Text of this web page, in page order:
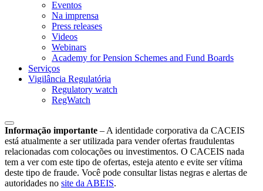
Eventos
Na imprensa
Press releases
Videos
Webinars
Academy for Pension Schemes and Fund Boards
Serviços
Vigilância Regulatória
Regulatory watch
RegWatch
Informação importante – A identidade corporativa da CACEIS
está atualmente a ser utilizada para vender ofertas fraudulentas
relacionadas com colocações ou investimentos. O CACEIS nada
tem a ver com este tipo de ofertas, esteja atento e evite ser vítima
deste tipo de fraude. Você pode consultar listas negras e alertas de
autoridades no site da ABEIS.